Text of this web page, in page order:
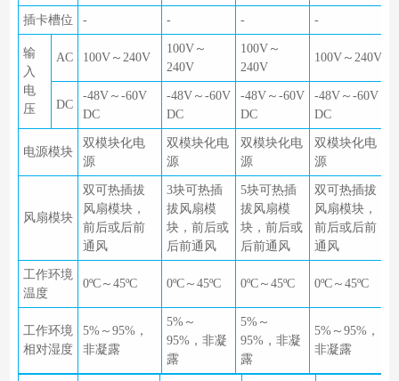
插卡槽位 - - - -
输
入
电
压
AC 100V～240V
100V～
240V
100V～
240V
100V～240V
DC
-48V～-60V
DC
-48V～-60V
DC
-48V～-60V
DC
-48V～-60V
DC
电源模块
双模块化电
源
双模块化电
源
双模块化电
源
双模块化电
源
风扇模块
双可热插拔
风扇模块，
前后或后前
通风
3块可热插
拔风扇模
块，前后或
后前通风
5块可热插
拔风扇模
块，前后或
后前通风
双可热插拔
风扇模块，
前后或后前
通风
工作环境
温度
0ºC～45ºC 0ºC～45ºC 0ºC～45ºC 0ºC～45ºC
工作环境
相对湿度
5%～95%，
非凝露
5%～
95%，非凝
露
5%～
95%，非凝
露
5%～95%，
非凝露